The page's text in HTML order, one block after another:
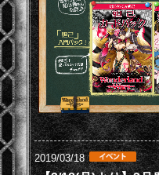
2019/03/18